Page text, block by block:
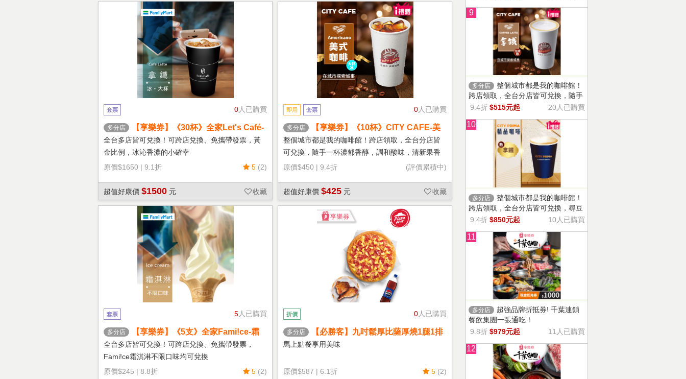
0人已購買
套票
多分店
【享樂券】《30杯》全家Let's Café-
冰拿鐵(大杯)
全台多店皆可兌換！可跨店兌換、免攜帶發票，黃
金比例，冰沁香濃的小確幸
原價$1650 | 9.1折 5 (2)
超值好康價 $1500 元 收藏
0人已購買
即用 套票
多分店
【享樂券】《10杯》CITY CAFE-美
式咖啡(大杯-冰)
整個城市都是我的咖啡館！跨店領取，全台分店皆
可兌換，隨手一杯濃郁香醇，調和酸味，清新果香
回甘不苦澀
原價$450 | 9.4折 (評價累積中)
超值好康價 $425 元 收藏
5人已購買
套票
多分店
【享樂券】《5支》全家Fami!ce-霜
淇淋(口味不限)
全台多店皆可兌換！可跨店兌換、免攜帶發票，
Fami!ce霜淇淋不限口味均可兌換
原價$245 | 8.8折 5 (2)
0人已購買
折價
多分店
【必勝客】九吋鬆厚比薩厚燒1腿1排
套餐 享樂券
馬上點餐享用美味
原價$587 | 6.1折 5 (2)
9
多分店
整個城市都是我的咖啡館！
跨店領取，全台分店皆可兌換，隨手
一杯濃郁香醇，奶香把咖啡的濃烈變
9.4折 $515元起 20人已購買
10
多分店
整個城市都是我的咖啡館！
跨店領取，全台分店皆可兌換，尋豆
師精選豆種，邀你一起鑑賞精品美味
9.4折 $850元起 10人已購買
11
多分店
超強品牌折抵券! 千葉連鎖
餐飲集團一張通吃！
9.8折 $979元起 11人已購買
12